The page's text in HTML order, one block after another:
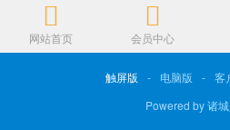
网站首页 会员中心
触屏版 - 电脑版 - 客
Powered by 诸